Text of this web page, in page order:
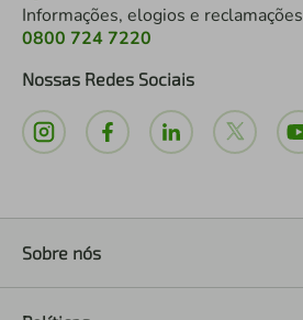
Informações, elogios e reclamações
0800 724 7220
Nossas Redes Sociais
Sobre nós